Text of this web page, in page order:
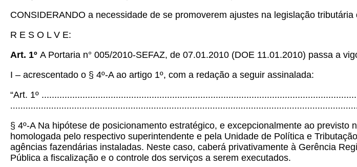
CONSIDERANDO a necessidade de se promoverem ajustes na legislação tributária
R E S O L V E:
Art. 1º A Portaria n° 005/2010-SEFAZ, de 07.01.2010 (DOE 11.01.2010) passa a
I – acrescentado o § 4º-A ao artigo 1º, com a redação a seguir assinalada:
“Art. 1º
§ 4º-A Na hipótese de posicionamento estratégico, e excepcionalmente ao
homologada pelo respectivo superintendente e pela Unidade de Política e
agências fazendárias instaladas. Neste caso, caberá privativamente à Gerência
Pública a fiscalização e o controle dos serviços a serem executados.